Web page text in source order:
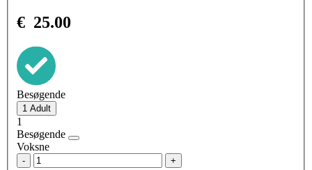
€ 25.00
Besøgende
1
Besøgende
Voksne
- +